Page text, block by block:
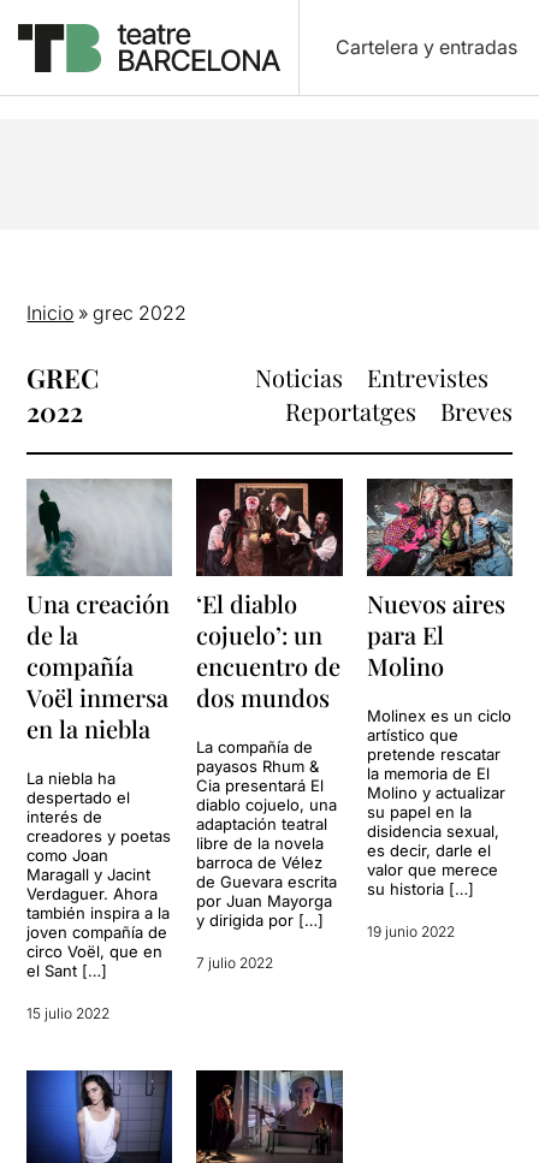
Cartelera y entradas
Inicio »grec 2022
GREC
2022
Noticias
Entrevistes
Reportatges
Breves
Una creación
de la
compañía
Voël inmersa
en la niebla
La niebla ha
despertado el
interés de
creadores y poetas
como Joan
Maragall y Jacint
Verdaguer. Ahora
también inspira a la
joven compañía de
circo Voël, que en
el Sant […]
15 julio 2022
‘El diablo
cojuelo’: un
encuentro de
dos mundos
La compañía de
payasos Rhum &
Cia presentará El
diablo cojuelo, una
adaptación teatral
libre de la novela
barroca de Vélez
de Guevara escrita
por Juan Mayorga
y dirigida por […]
7 julio 2022
Nuevos aires
para El
Molino
Molinex es un ciclo
artístico que
pretende rescatar
la memoria de El
Molino y actualizar
su papel en la
disidencia sexual,
es decir, darle el
valor que merece
su historia […]
19 junio 2022